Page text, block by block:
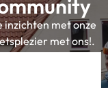
inzichten met onze
met ons!.